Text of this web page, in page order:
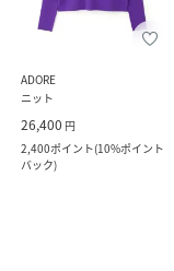
ADORE
ニット
26,400 円
2,400ポイント(10%ポイント
バック)